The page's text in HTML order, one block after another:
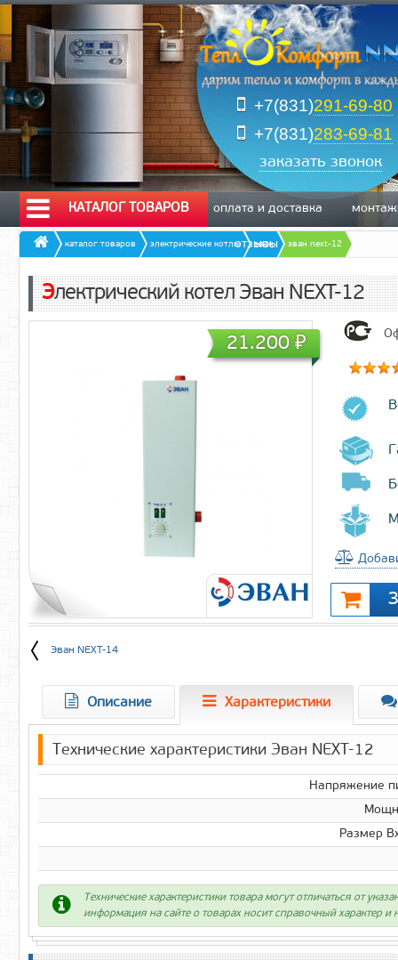
+7(831)291-69-80
+7(831)283-69-81
заказать звонок
КАТАЛОГ ТОВАРОВ оплата и доставка монтаж
отзывы
каталог товаров электрические котлы эван эван next-12
Электрический котел Эван NEXT-12
21.200₽
Эван NEXT-14
Описание Характеристики
Технические характеристики Эван NEXT-12
Напряжение
Размер
Технические характеристики товара могут отличаться от
информация на сайте о товарах носит справочный характер